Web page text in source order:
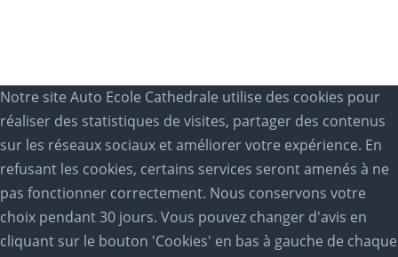
Notre site Auto Ecole Cathedrale utilise des cookies pour
réaliser des statistiques de visites, partager des contenus
sur les réseaux sociaux et améliorer votre expérience. En
refusant les cookies, certains services seront amenés à ne
pas fonctionner correctement. Nous conservons votre
choix pendant 30 jours. Vous pouvez changer d'avis en
cliquant sur le bouton 'Cookies' en bas à gauche de chaque